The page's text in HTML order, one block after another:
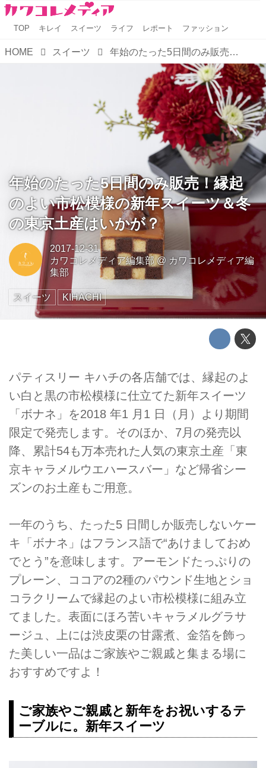
TOP キレイ スイーツ ライフ レポート ファッション
HOME スイーツ 年始のたった5日間のみ販売！縁起のよい市松模様の新年スイーツ＆冬の東京土産はいかが？
年始のたった5日間のみ販売！縁起
のよい市松模様の新年スイーツ＆冬
の東京土産はいかが？
2017-12-31
カワコレメディア編集部@ カワコレメディア編
集部
スイーツ KIHACHI
パティスリー キハチの各店舗では、縁起のよ
い白と黒の市松模様に仕立てた新年スイーツ
「ボナネ」を2018 年1 月1 日（月）より期間
限定で発売します。そのほか、7月の発売以
降、累計54も万本売れた人気の東京土産「東
京キャラメルウエハースバー」など帰省シー
ズンのお土産もご用意。
一年のうち、たった5 日間しか販売しないケー
キ「ボナネ」はフランス語で“あけましておめ
でとう”を意味します。アーモンドたっぷりの
プレーン、ココアの2種のパウンド生地とショ
コラクリームで縁起のよい市松模様に組み立
てました。表面にほろ苦いキャラメルグラサ
ージュ、上には渋皮栗の甘露煮、金箔を飾っ
た美しい一品はご家族やご親戚と集まる場に
おすすめですよ！
ご家族やご親戚と新年をお祝いするテ
ーブルに。新年スイーツ